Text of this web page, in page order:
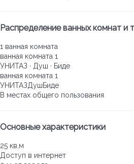
Распределение ванных комнат и
1 ванная комната
ванная комната 1
УНИТАЗ · Душ · Биде
ванная комната 1
УНИТАЗДушБиде
В местах общего пользования
Основные характеристики
25 кв.м
Доступ в интернет